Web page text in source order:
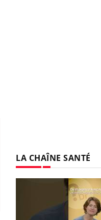
LA CHAÎNE SANTÉ